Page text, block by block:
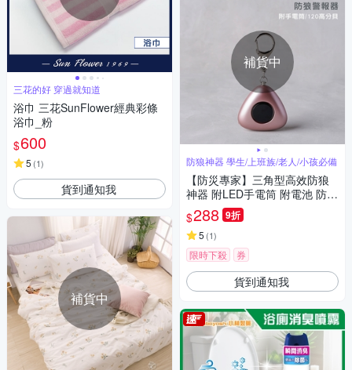
三花的好 穿過就知道
浴巾 三花SunFlower經典彩條
浴巾_粉
$600
5 (1)
貨到通知我
補貨中
補貨中
防狼神器 學生/上班族/老人/小孩必備
【防災專家】三角型高效防狼
神器 附LED手電筒 附電池 防狼
警報器 防身報警器
$288 9折
5 (1)
限時下殺 券
貨到通知我